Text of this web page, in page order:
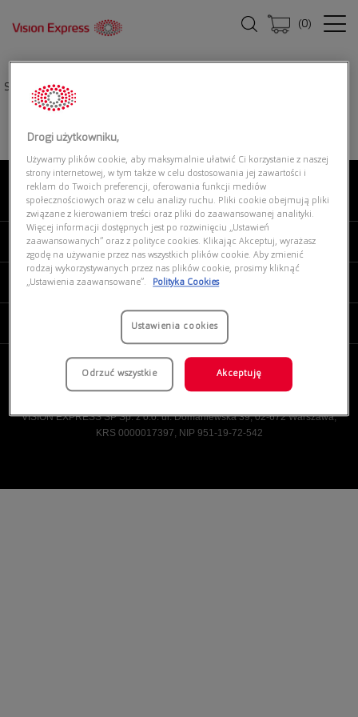
(0)
Strona główna|
O NAS
MOJE VISION EXPRESS
PRODUKTY I USŁUGI
VISION EXPRESS SP Sp. z o.o. ul. Domaniewska 39, 02-672 Warszawa,
KRS 0000017397, NIP 951-19-72-542
Drogi użytkowniku,
Używamy plików cookie, aby maksymalnie ułatwić Ci korzystanie z naszej
strony internetowej, w tym także w celu dostosowania jej zawartości i
reklam do Twoich preferencji, oferowania funkcji mediów
społecznościowych oraz w celu analizy ruchu. Pliki cookie obejmują pliki
związane z kierowaniem treści oraz pliki do zaawansowanej analityki.
Więcej informacji dostępnych jest po rozwinięciu „Ustawień
zaawansowanych” oraz z polityce cookies. Klikając Akceptuj, wyrażasz
zgodę na używanie przez nas wszystkich plików cookie. Aby zmienić
rodzaj wykorzystywanych przez nas plików cookie, prosimy kliknąć
„Ustawienia zaawansowane”.
Polityka Cookies
Ustawienia cookies
Odrzuć wszystkie Akceptuję